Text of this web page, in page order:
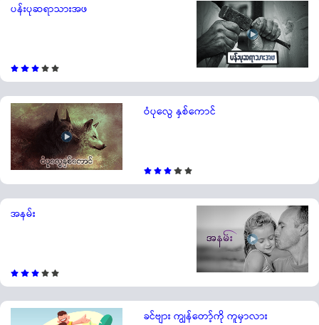
ပန်းပုဆရာသားအဖ
ဝံပုလွေ နှစ်ကောင်
အနမ်း
ခင်ဗျား ကျွန်တော့်ကို ကူမှာလား